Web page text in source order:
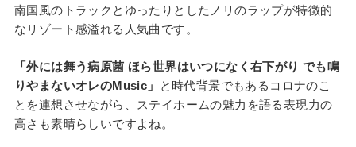
南国風のトラックとゆったりとしたノリのラップが特徴的
なリゾート感溢れる人気曲です。
「外には舞う病原菌 ほら世界はいつになく右下がり でも鳴
りやまないオレのMusic」
と時代背景でもあるコロナのこ
とを連想させながら、ステイホームの魅力を語る表現力の
高さも素晴らしいですよね。